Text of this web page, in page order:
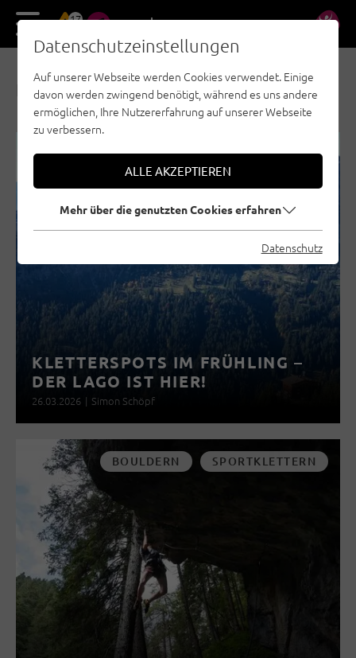
17 DE EN
NEWS & AKTUELLES
REGION SEEFELD - TIROLS HOCHPLATEAU
STEINBERGE
ÖTZTAL
KLETTERSPOTS IM FRÜHLING –
DER LAGO IST HIER!
26.03.2026 | Simon Schöpf
BOULDERN SPORTKLETTERN
Datenschutzeinstellungen
Auf unserer Webseite werden Cookies verwendet. Einige
davon werden zwingend benötigt, während es uns andere
ermöglichen, Ihre Nutzererfahrung auf unserer Webseite
zu verbessern.
ALLE AKZEPTIEREN
Mehr über die genutzten Cookies erfahren
Datenschutz